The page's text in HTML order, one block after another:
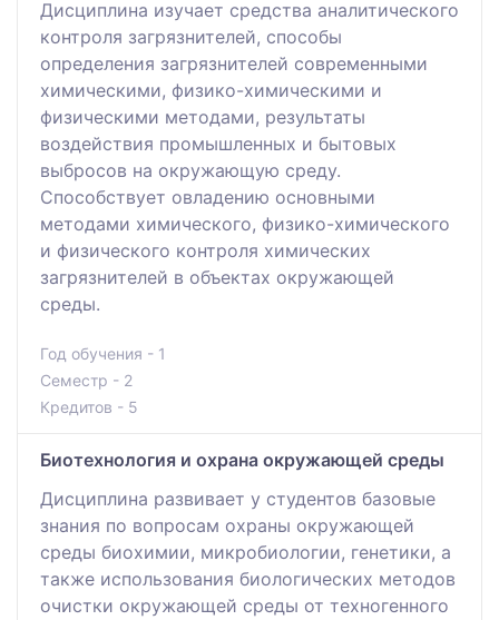
Дисциплина изучает средства аналитического
контроля загрязнителей, способы
определения загрязнителей современными
химическими, физико-химическими и
физическими методами, результаты
воздействия промышленных и бытовых
выбросов на окружающую среду.
Способствует овладению основными
методами химического, физико-химического
и физического контроля химических
загрязнителей в объектах окружающей
среды.
Год обучения - 1
Семестр - 2
Кредитов - 5
Биотехнология и охрана окружающей среды
Дисциплина развивает у студентов базовые
знания по вопросам охраны окружающей
среды биохимии, микробиологии, генетики, а
также использования биологических методов
очистки окружающей среды от техногенного